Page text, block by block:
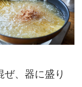
、器に盛り